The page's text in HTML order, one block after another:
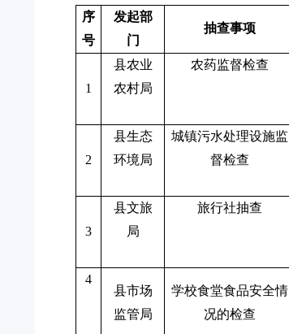
序
号
发起部
门
抽查事项
1
县农业
农村局
农药监督检查
2
县生态
环境局
城镇污水处理设施监
督检查
3
县文旅
局
旅行社抽查
4
县市场
监管局
学校食堂食品安全情
况的检查